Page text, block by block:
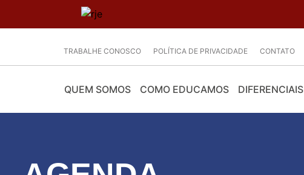
TRABALHE CONOSCO POLÍTICA DE PRIVACIDADE CONTATO
QUEM SOMOS COMO EDUCAMOS DIFERENCIAIS